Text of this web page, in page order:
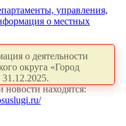
управления,
о местных
о деятельности
округа «Город
находятся: